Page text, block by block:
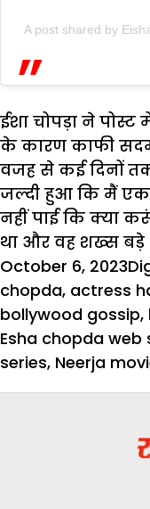
A post shared by
ईशा चोपड़ा ने
के कारण काफी सदमे
वजह से कई दिनों
जल्दी हुआ कि मैं
नहीं पाई कि क्या
था और वह शख्स बड़े
Posted
on
October 6, 2023
chopda, actress
bollywood gossip,
Esha chopda web
series, Neerja